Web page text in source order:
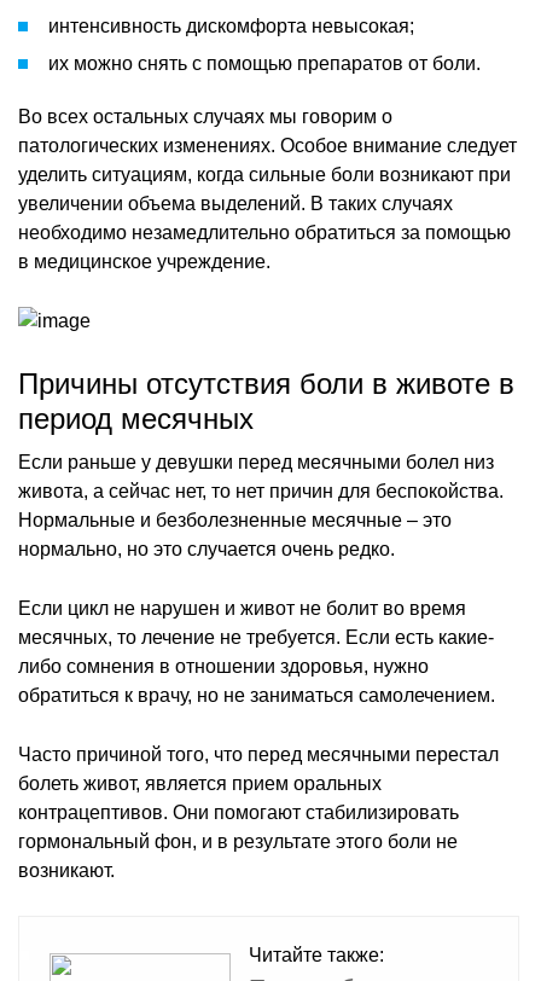
интенсивность дискомфорта невысокая;
их можно снять с помощью препаратов от боли.
Во всех остальных случаях мы говорим о
патологических изменениях. Особое внимание следует
уделить ситуациям, когда сильные боли возникают при
увеличении объема выделений. В таких случаях
необходимо незамедлительно обратиться за помощью
в медицинское учреждение.
Причины отсутствия боли в животе в
период месячных
Если раньше у девушки перед месячными болел низ
живота, а сейчас нет, то нет причин для беспокойства.
Нормальные и безболезненные месячные – это
нормально, но это случается очень редко.
Если цикл не нарушен и живот не болит во время
месячных, то лечение не требуется. Если есть какие-
либо сомнения в отношении здоровья, нужно
обратиться к врачу, но не заниматься самолечением.
Часто причиной того, что перед месячными перестал
болеть живот, является прием оральных
контрацептивов. Они помогают стабилизировать
гормональный фон, и в результате этого боли не
возникают.
Читайте также: